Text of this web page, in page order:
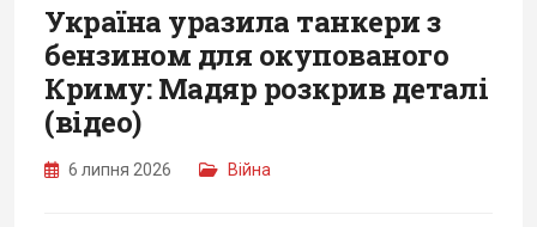
Україна уразила танкери з
бензином для окупованого
Криму: Мадяр розкрив деталі
(відео)
6 липня 2026 Війна